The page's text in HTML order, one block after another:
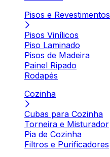
Pisos e Revestimentos
Pisos Vinílicos
Piso Laminado
Pisos de Madeira
Painel Ripado
Rodapés
Cozinha
Cubas para Cozinha
Torneira e Misturador
Pia de Cozinha
Filtros e Purificadores